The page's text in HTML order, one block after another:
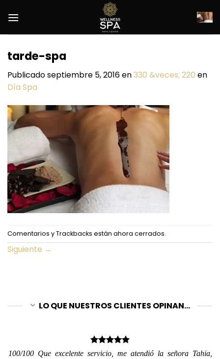
tarde-spa
Publicadoseptiembre 5, 2016en330 &veces; 220 en
Día Spa
Comentarios y Trackbacks están ahora cerrados.
Siguiente →
LO QUE NUESTROS CLIENTES OPINAN...
100/100 Que excelente servicio, me atendió la señora Tahia,